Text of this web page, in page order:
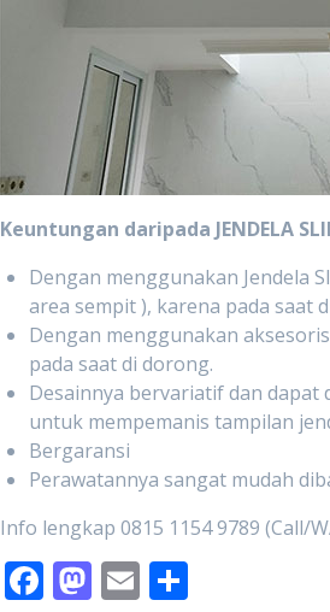
Keuntungan daripada JENDELA
Dengan menggunakan Jendela
area sempit ), karena pada saat
Dengan menggunakan
pada saat di dorong.
Desainnya bervariatif dan dapat
untuk mempemanis tampilan
Bergaransi
Perawatannya sangat mudah
Info lengkap 0815 1154 9789 (Call/
F M E